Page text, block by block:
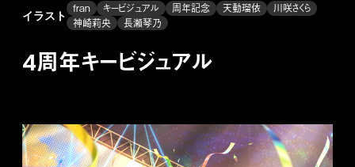
イラスト
fran キービジュアル 周年記念 天動瑠依
川咲さくら
神崎莉央
長瀬琴乃
4周年キービジュアル